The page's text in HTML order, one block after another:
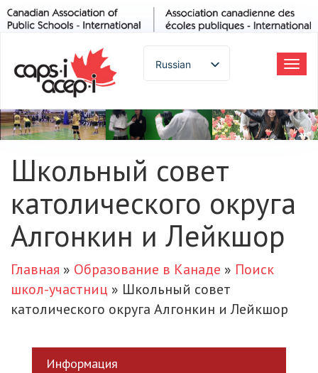
Russian
Spanish
French
Italian
Arabic
Japanese
Chinese
Thai
Turkish
Школьный совет
католического округа
Алгонкин и Лейкшор
Главная » Образование в Канаде » Поиск
школ-участниц » Школьный совет
католического округа Алгонкин и Лейкшор
Информация